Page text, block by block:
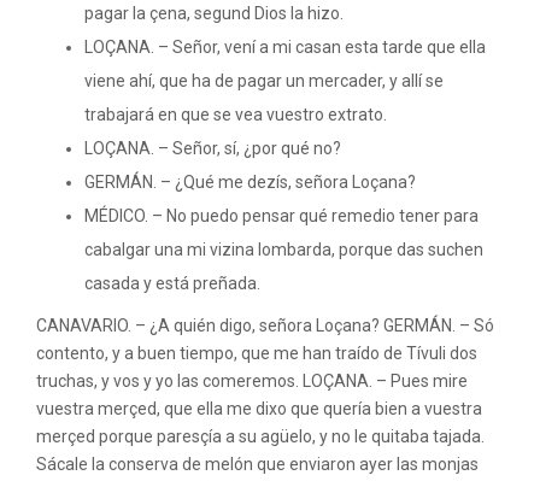
pagar la çena, segund Dios la hizo.
LOÇANA. – Señor, vení a mi casan esta tarde que ella
viene ahí, que ha de pagar un mercader, y allí se
trabajará en que se vea vuestro extrato.
LOÇANA. – Señor, sí, ¿por qué no?
GERMÁN. – ¿Qué me dezís, señora Loçana?
MÉDICO. – No puedo pensar qué remedio tener para
cabalgar una mi vizina lombarda, porque das suchen
casada y está preñada.
CANAVARIO. – ¿A quién digo, señora Loçana? GERMÁN. – Só
contento, y a buen tiempo, que me han traído de Tívuli dos
truchas, y vos y yo las comeremos. LOÇANA. – Pues mire
vuestra merçed, que ella me dixo que quería bien a vuestra
merçed porque paresçía a su agüelo, y no le quitaba tajada.
Sácale la conserva de melón que enviaron ayer las monjas